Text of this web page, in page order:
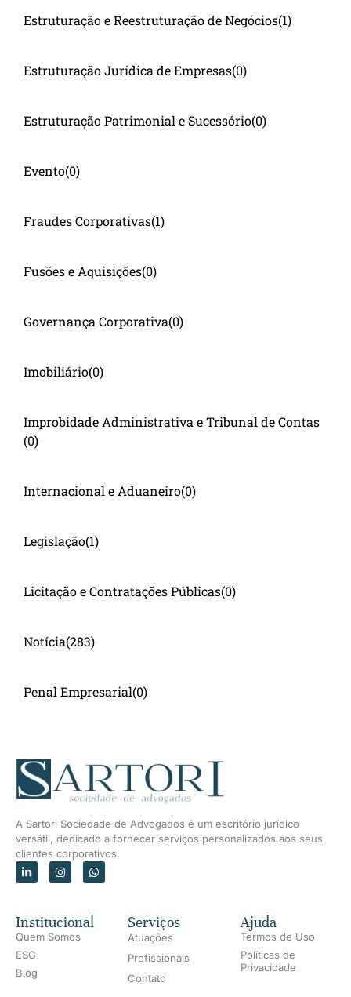
Estruturação e Reestruturação de Negócios(1)
Estruturação Jurídica de Empresas(0)
Estruturação Patrimonial e Sucessório(0)
Evento(0)
Fraudes Corporativas(1)
Fusões e Aquisições(0)
Governança Corporativa(0)
Imobiliário(0)
Improbidade Administrativa e Tribunal de Contas
(0)
Internacional e Aduaneiro(0)
Legislação(1)
Licitação e Contratações Públicas(0)
Notícia(283)
Penal Empresarial(0)
A Sartori Sociedade de Advogados é um escritório jurídico
versátil, dedicado a fornecer serviços personalizados aos seus
clientes corporativos.
Institucional
Quem Somos
ESG
Blog
Serviços
Atuações
Profissionais
Contato
Ajuda
Termos de Uso
Políticas de
Privacidade